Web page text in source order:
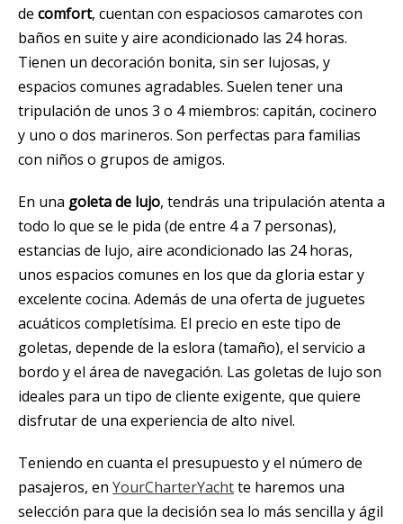
de comfort, cuentan con espaciosos camarotes con
baños en suite y aire acondicionado las 24 horas.
Tienen un decoración bonita, sin ser lujosas, y
espacios comunes agradables. Suelen tener una
tripulación de unos 3 o 4 miembros: capitán, cocinero
y uno o dos marineros. Son perfectas para familias
con niños o grupos de amigos.
En una goleta de lujo, tendrás una tripulación atenta a
todo lo que se le pida (de entre 4 a 7 personas),
estancias de lujo, aire acondicionado las 24 horas,
unos espacios comunes en los que da gloria estar y
excelente cocina. Además de una oferta de juguetes
acuáticos completísima. El precio en este tipo de
goletas, depende de la eslora (tamaño), el servicio a
bordo y el área de navegación. Las goletas de lujo son
ideales para un tipo de cliente exigente, que quiere
disfrutar de una experiencia de alto nivel.
Teniendo en cuanta el presupuesto y el número de
pasajeros, en YourCharterYachtte haremos una
selección para que la decisión sea lo más sencilla y ágil